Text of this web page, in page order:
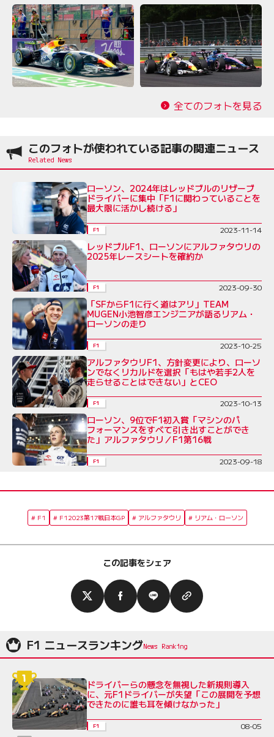
全てのフォトを見る
このフォトが使われている記事の関連ニュース
ローソン、2024年はレッドブルのリザーブ
ドライバーに集中「F1に関わっていることを
最大限に活かし続ける」
F1 2023-11-14
レッドブルF1、ローソンにアルファタウリの
2025年レースシートを確約か
F1 2023-09-30
「SFからF1に行く道はアリ」TEAM
MUGEN小池智彦エンジニアが語るリアム・
ローソンの走り
F1 2023-10-25
アルファタウリF1、方針変更により、ローソ
ンでなくリカルドを選択「もはや若手2人を
走らせることはできない」とCEO
F1 2023-10-13
ローソン、9位でF1初入賞「マシンのパ
フォーマンスをすべて引き出すことができ
た」アルファタウリ／F1第16戦
F1 2023-09-18
F1 F12023第17戦日本GP アルファタウリ リアム・ローソン
この記事をシェア
F1 ニュースランキング
ドライバーらの懸念を無視した新規則導入
に、元F1ドライバーが失望「この展開を予想
できたのに誰も耳を傾けなかった」
F1 08-05